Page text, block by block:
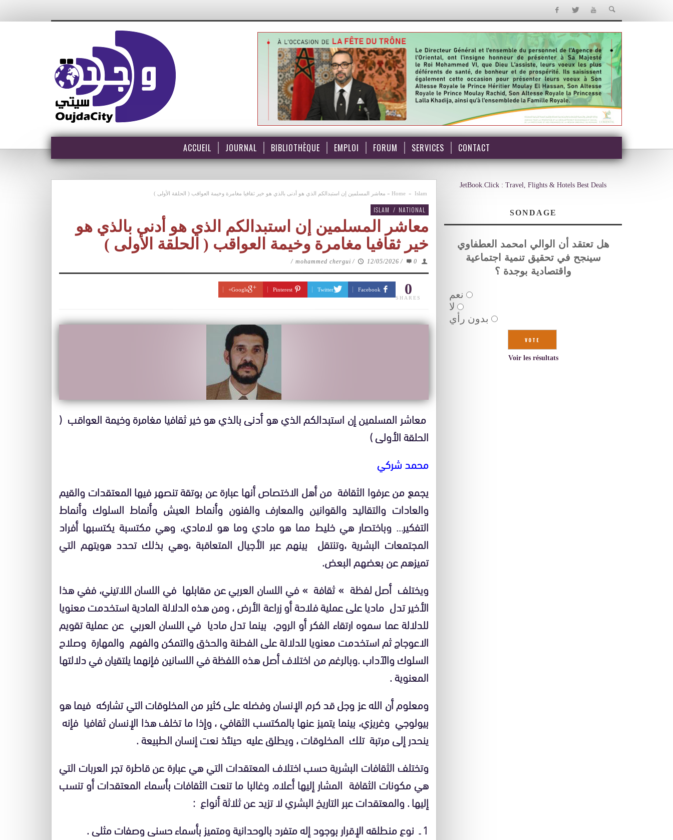
ACCUEIL JOURNAL BIBLIOTHÈQUE EMPLOI FORUM SERVICES CONTACT
Home » Islam
» معاشر المسلمين إن استبدالكم الذي هو أدنى بالذي هو خير ثقافيا مغامرة وخيمة العواقب ( الحلقة الأولى )
ISLAM / NATIONAL
معاشر المسلمين إن استبدالكم الذي هو أدنى بالذي هو
خير ثقافيا مغامرة وخيمة العواقب ( الحلقة الأولى )
mohammed chergui / 12/05/2026 / 0
/
0
SHARES
Facebook
Twitter
Pinterest
Google+
معاشر المسلمين إن استبدالكم الذي هو أدنى بالذي هو خير ثقافيا مغامرة وخيمة العواقب (
الحلقة الأولى )
محمد شركي
يجمع من عرفوا الثقافة من أهل الاختصاص أنها عبارة عن بوتقة تنصهر فيها المعتقدات والقيم
والعادات والتقاليد والقوانين والمعارف والفنون وأنماط العيش وأنماط السلوك وأنماط
التفكير… وباختصار هي خليط مما هو مادي وما هو لامادي، وهي مكتسبة يكتسبها أفراد
المجتمعات البشرية ،وتنتقل بينهم عبر الأجيال المتعاقبة ،وهي بذلك تحدد هويتهم التي
تميزهم عن بعضهم البعض.
ويختلف أصل لفظة » ثقافة » في اللسان العربي عن مقابلها في اللسان اللاتيني، ففي هذا
الأخير تدل ماديا على عملية فلاحة أو زراعة الأرض ، ومن هذه الدلالة المادية استخدمت معنويا
للدلالة عما سموه ارتقاء الفكر أو الروح، بينما تدل ماديا في اللسان العربي عن عملية تقويم
الاعوجاج ثم استخدمت معنويا للدلالة على الفطنة والحذق والتمكن والفهم والمهارة وصلاح
السلوك والآداب .وبالرغم من اختلاف أصل هذه اللفظة في اللسانين فإنهما يلتقيان في دلالتها
المعنوية .
ومعلوم أن الله عز وجل قد كرم الإنسان وفضله على كثير من المخلوقات التي تشاركه فيما هو
بيولوجي وغريزي، بينما يتميز عنها بالمكتسب الثقافي ، وإذا ما تخلف هذا الإنسان ثقافيا فإنه
ينحدر إلى مرتبة تلك المخلوقات ، ويطلق عليه حينئذ نعت إنسان الطبيعة .
وتختلف الثقافات البشرية حسب اختلاف المعتقدات التي هي عبارة عن قاطرة تجر العربات التي
هي مكونات الثقافة المشار إليها أعلاه. وغالبا ما تنعت الثقافات بأسماء المعتقدات أو تنسب
إليها . والمعتقدات عبر التاريخ البشري لا تزيد عن ثلاثة أنواع :
1 ـ نوع منطلقه الإقرار بوجود إله متفرد بالوحدانية ومتميز بأسماء حسنى وصفات مثلى .
JetBook.Click : Travel, Flights & Hotels Best Deals
SONDAGE
هل تعتقد أن الوالي امحمد العطفاوي
سينجح في تحقيق تنمية اجتماعية
واقتصادية بوجدة ؟
نعم
لا
بدون رأي
Voir les résultats